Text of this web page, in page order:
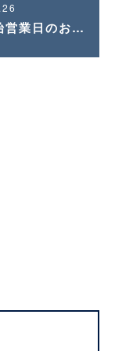
年末年始営業日のお知らせ